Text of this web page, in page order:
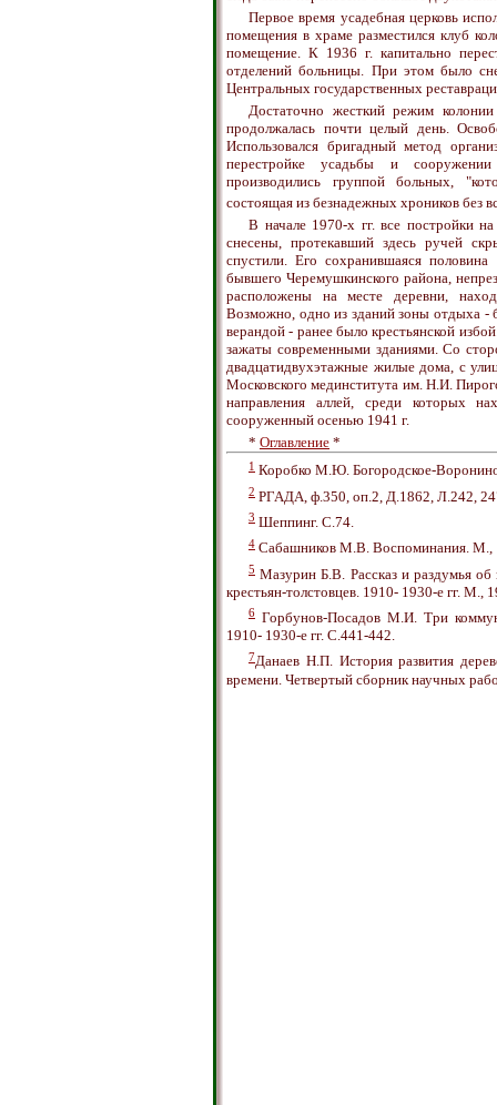
Первое время усадебная церковь
помещения в храме разместился клуб
помещение. К 1936 г. капитально
отделений больницы. При этом было
Центральных государственных
Достаточно жесткий режим
продолжалась почти целый день.
Использовался бригадный метод
перестройке усадьбы и
производились группой больных,
состоящая из безнадежных хроников без
В начале 1970-х гг. все постройки
снесены, протекавший здесь ручей
спустили. Его сохранившаяся
бывшего Черемушкинского района,
расположены на месте деревни,
Возможно, одно из зданий зоны отдыха -
верандой - ранее было крестьянской
зажаты современными зданиями. Со
двадцатидвухэтажные жилые дома, с
Московского мединститута им. Н.И.
направления аллей, среди которых
сооруженный осенью 1941 г.
* Оглавление *
1 Коробко М.Ю. Богородское-
2 РГАДА, ф.350, оп.2, Д.1862, Л.242,
3 Шеппинг. С.74.
4 Сабашников М.В. Воспоминания. М.,
5 Мазурин Б.В. Рассказ и раздумья
крестьян-толстовцев. 1910- 1930-е гг.
6 Горбунов-Посадов М.И. Три
1910- 1930-е гг. С.441-442.
7Данаев Н.П. История развития
времени. Четвертый сборник научных